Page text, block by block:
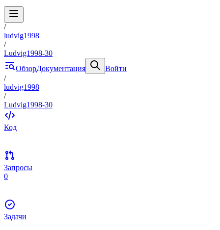
/
ludvig1998
/
Ludvig1998-30
ОбзорДокументация
Войти
/
ludvig1998
/
Ludvig1998-30
Код
Запросы
0
Задачи